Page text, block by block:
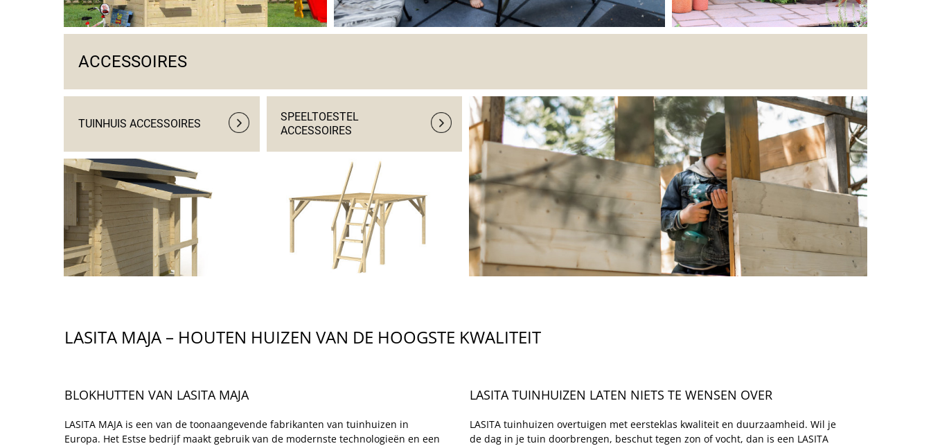
BLOKHUTTEN VAN LASITA MAJA
LASITA MAJA is een van de toonaangevende fabrikanten van tuinhuizen in
Europa. Het Estse bedrijf maakt gebruik van de modernste technologieën en een
LASITA TUINHUIZEN LATEN NIETS TE WENSEN OVER
LASITA tuinhuizen overtuigen met eersteklas kwaliteit en duurzaamheid. Wil je
de dag in je tuin doorbrengen, beschut tegen zon of vocht, dan is een LASITA
ACCESSOIRES
TUINHUIS ACCESSOIRES
LASITA MAJA – HOUTEN HUIZEN VAN DE HOOGSTE KWALITEIT
SPEELTOESTEL
ACCESSOIRES